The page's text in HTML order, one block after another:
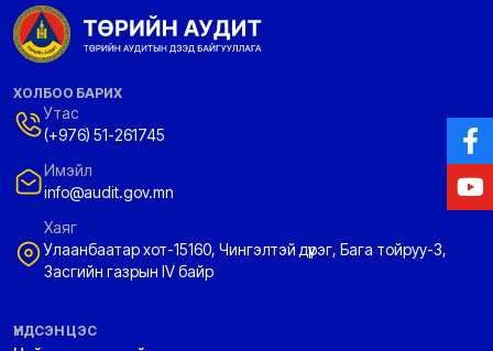
ХОЛБОО БАРИХ
Утас
(+976) 51-261745
Имэйл
info@audit.gov.mn
Хаяг
Улаанбаатар хот-15160, Чингэлтэй дүүрэг, Бага тойруу-3,
Засгийн газрын IV байр
ҮНДСЭН ЦЭС